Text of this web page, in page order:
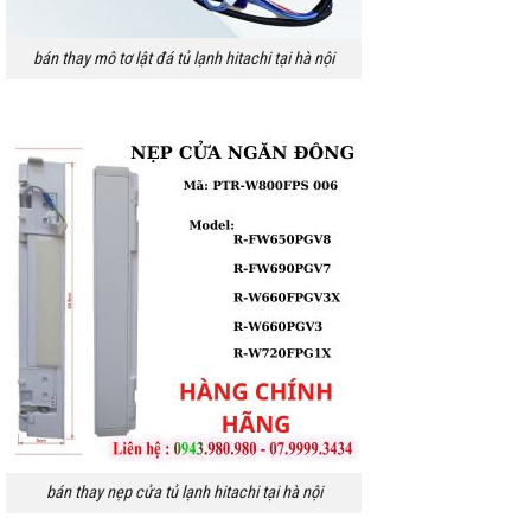
bán thay mô tơ lật đá tủ lạnh hitachi tại hà nội
bán thay nẹp cửa tủ lạnh hitachi tại hà nội